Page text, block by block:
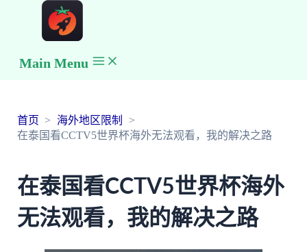
Main Menu
首页
海外地区限制
在泰国看CCTV5世界杯海外无法观看，我的解决之路
在泰国看CCTV5世界杯海外
无法观看，我的解决之路